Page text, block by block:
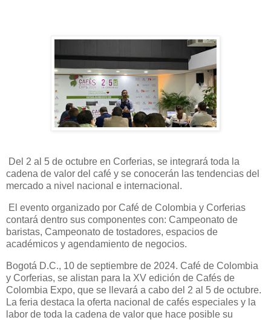
Del 2 al 5 de octubre en Corferias, se integrará toda la
cadena de valor del café y se conocerán las tendencias del
mercado a nivel nacional e internacional.
El evento organizado por Café de Colombia y Corferias
contará dentro sus componentes con: Campeonato de
baristas, Campeonato de tostadores, espacios de
académicos y agendamiento de negocios.
Bogotá D.C., 10 de septiembre de 2024. Café de Colombia
y Corferias, se alistan para la XV edición de Cafés de
Colombia Expo, que se llevará a cabo del 2 al 5 de octubre.
La feria destaca la oferta nacional de cafés especiales y la
labor de toda la cadena de valor que hace posible su